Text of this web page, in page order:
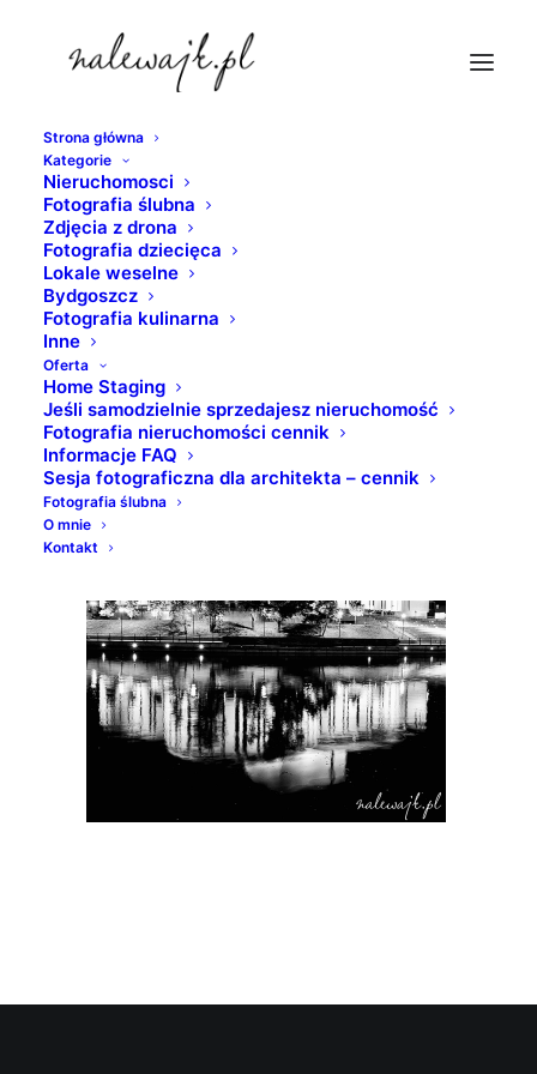
Strona główna
Kategorie
Nieruchomosci
Fotografia ślubna
Zdjęcia z drona
Fotografia dziecięca
Lokale weselne
Bydgoszcz
Fotografia kulinarna
Inne
Oferta
Home Staging
Jeśli samodzielnie sprzedajesz nieruchomość
Fotografia nieruchomości cennik
Informacje FAQ
Sesja fotograficzna dla architekta – cennik
Fotografia ślubna
O mnie
Kontakt
Strona Główna
Bydgoszcz | Wenecja północy | Fotografie Bydgoszczy w
odcieniach czerni i bieli